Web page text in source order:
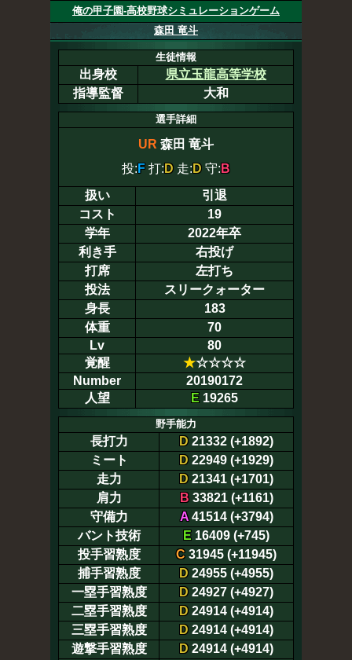
俺の甲子園-高校野球シミュレーションゲーム
森田 竜斗
生徒情報
出身校
県立玉龍高等学校
指導監督
大和
選手詳細
UR 森田 竜斗
投: F 打: D 走: D 守: B
扱い
引退
コスト
19
学年
2022年卒
利き手
右投げ
打席
左打ち
投法
スリークォーター
身長
183
体重
70
Lv
80
覚醒
★☆☆☆☆
Number
20190172
人望
E 19265
野手能力
長打力 D 21332 (+1892)
ミート
D 22949 (+1929)
走力
D 21341 (+1701)
肩力
B33821 (+1161)
守備力
A41514 (+3794)
バント技術
E 16409 (+745)
投手習熟度
C 31945 (+11945)
捕手習熟度
D 24955 (+4955)
一塁手習熟度
D 24927 (+4927)
二塁手習熟度
D 24914 (+4914)
三塁手習熟度
D 24914 (+4914)
遊撃手習熟度
D 24914 (+4914)